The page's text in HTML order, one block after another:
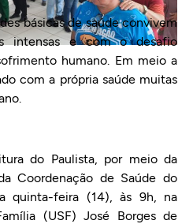
básicas de saúde convivem
intensas e com o desafio
humano. Em meio a
com a própria saúde muitas
do Paulista, por meio da
Coordenação de Saúde do
quinta-feira (14), às 9h, na
(USF) José Borges de